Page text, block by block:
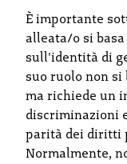
È importante
alleata/o si
sull'identità di
suo ruolo non
ma richiede un
discriminazioni
parità dei diritti
Normalmente,